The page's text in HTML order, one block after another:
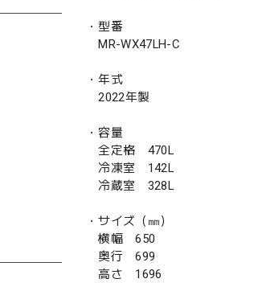
・型番
MR-WX47LH-C
・年式
2022年製
・容量
全定格 470L
冷凍室 142L
冷蔵室 328L
・サイズ（㎜）
横幅 650
奥行 699
高さ 1696